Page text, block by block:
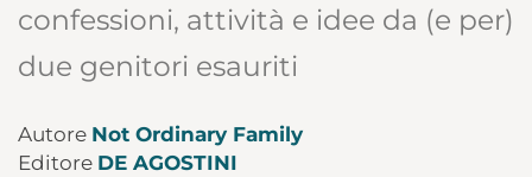
confessioni, attività e idee da (e per)
due genitori esauriti
Autore Not Ordinary Family
Editore DE AGOSTINI